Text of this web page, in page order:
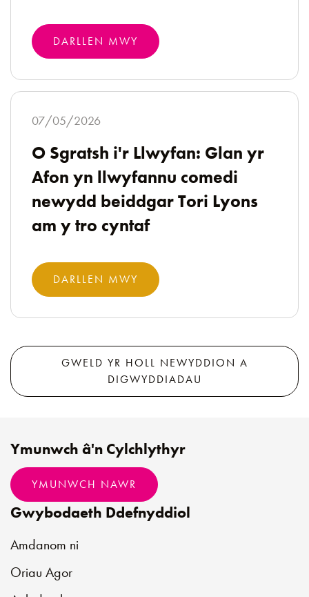
DARLLEN MWY
07/05/2026
O Sgratsh i'r Llwyfan: Glan yr
Afon yn llwyfannu comedi
newydd beiddgar Tori Lyons
am y tro cyntaf
DARLLEN MWY
GWELD YR HOLL NEWYDDION A
DIGWYDDIADAU
Gwybodaeth Ddefnyddiol
Amdanom ni
Oriau Agor
Ymunwch â'n Cylchlythyr
YMUNWCH NAWR